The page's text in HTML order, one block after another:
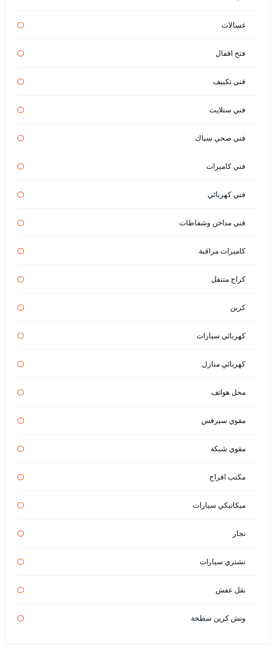
غسالات
فتح اقفال
فني تكييف
فني ستلايت
فني صحي سباك
فني كاميرات
فني كهربائي
فني مداخن وشفاطات
كاميرات مراقبة
كراج متنقل
كرين
كهربائي سيارات
كهربائي منازل
محل هواتف
مقوي سيرفس
مقوي شبكة
مكتب افراح
ميكانيكي سيارات
نجار
نشتري سيارات
نقل عفش
ونش كرين سطحة